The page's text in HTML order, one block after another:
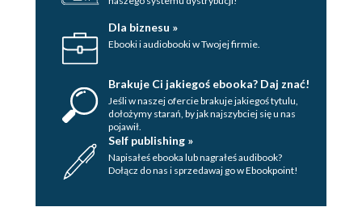
Dla biznesu »
Ebooki i audiobooki w Twojej firmie.
Brakuje Ci jakiegoś ebooka? Daj znać!
Jeśli w naszej ofercie brakuje jakiegoś tytulu,
dołożymy starań, by jak najszybciej się u nas
pojawił.
Self publishing »
Napisałeś ebooka lub nagrałeś audibook?
Dołącz do nas i sprzedawaj go w Ebookpoint!